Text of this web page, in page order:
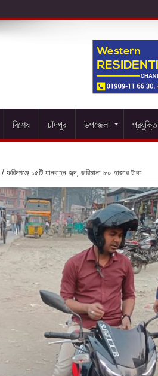
বিশেষ চাঁদপুর উপজেলা প্রযুক্তি
/ ফরিদগঞ্জে ১৫টি যানবাহন জব্দ, জরিমানা ৮০ হাজার টাকা